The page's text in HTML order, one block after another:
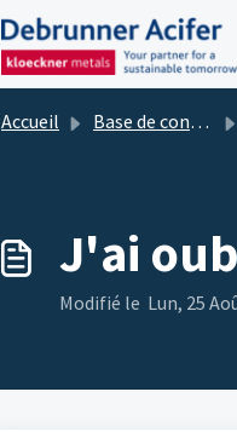
Passer au contenu principal
Accueil Base de connaissances
J'ai
Modifié le Lun, 25